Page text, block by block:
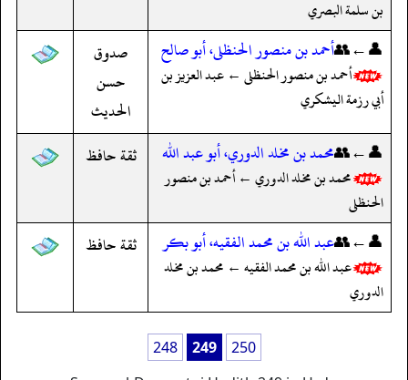
بن سلمة البصري
👤←👥أحمد بن منصور الحنظلى، أبو صالح
أحمد بن منصور الحنظلى ← عبد العزيز بن
أبي رزمة اليشكري
صدوق
حسن
الحديث
👤←👥محمد بن مخلد الدوري، أبو عبد الله
محمد بن مخلد الدوري ← أحمد بن منصور
الحنظلى
ثقة حافظ
👤←👥عبد الله بن محمد الفقيه، أبو بكر
عبد الله بن محمد الفقيه ← محمد بن مخلد
الدوري
ثقة حافظ
248 249
250